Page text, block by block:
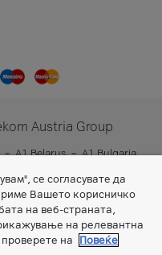
Austria Group
A1 Belarus
A1 Bulgaria
се согласувате да
Вашето корисничко
на веб-страната,
на релевантна
на
Повеќе